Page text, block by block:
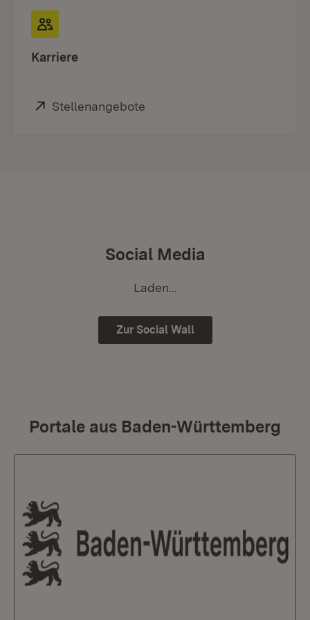
Karriere
Extern:
Stellenangebote
Social Media
Laden...
Zur Social Wall
Portale aus Baden-Württemberg